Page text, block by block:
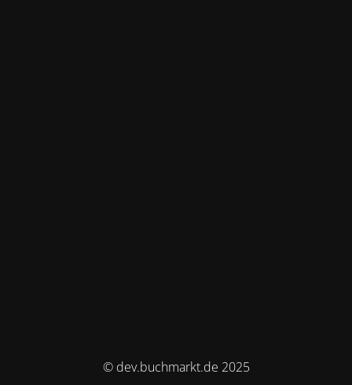
© dev.buchmarkt.de 2025